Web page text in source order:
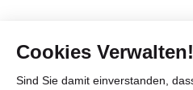
Cookies Verwalten!
Sind Sie damit einverstanden,